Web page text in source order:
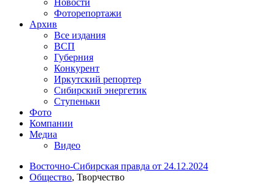
Фоторепортажи
Архив
Все издания
ВСП
Губерния
Конкурент
Иркутский репортер
Сибирский энергетик
Ступеньки
Фото
Компании
Медиа
Видео
Восточно-Сибирская правда от 24.12.2024
Общество, Творчество